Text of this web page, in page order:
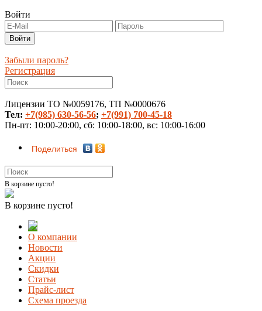
Войти
Забыли пароль?
Регистрация
Лицензии ТО №0059176, ТП №0000676
Тел: +7(985) 630-56-56; +7(991) 700-45-18
Пн-пт: 10:00-20:00, сб: 10:00-18:00, вс: 10:00-16:00
Поделиться
В корзине пусто!
В корзине пусто!
О компании
Новости
Акции
Скидки
Статьи
Прайс-лист
Схема проезда